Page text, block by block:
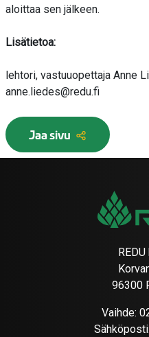
aloittaa sen jälkeen.
Lisätietoa:
lehtori, vastuuopettaja Anne
anne.liedes@redu.fi
Jaa sivu
96300
Vaihde:
Sähköposti: